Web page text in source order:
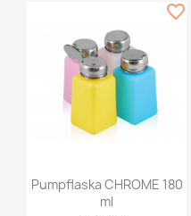
Pumpflaska CHROME 180
ml
favorite_border